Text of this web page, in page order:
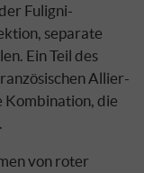
Fuligni-
separate
Ein Teil des
Allier-
Kombination, die
von roter